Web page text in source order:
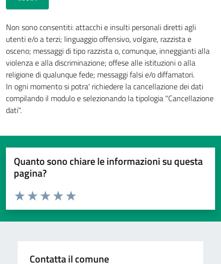
Non sono consentiti: attacchi e insulti personali diretti agli
utenti e/o a terzi; linguaggio offensivo, volgare, razzista e
osceno; messaggi di tipo razzista o, comunque, inneggianti alla
violenza e alla discriminazione; offese alle istituzioni o alla
religione di qualunque fede; messaggi falsi e/o diffamatori.
In ogni momento si potra' richiedere la cancellazione dei dati
compilando il modulo e selezionando la tipologia "Cancellazione
dati".
Quanto sono chiare le informazioni su questa
pagina?
Valuta da 1 a 5 stelle la pagina
Valuta 5 stelle su 5
Valuta 4 stelle su 5
Valuta 3 stelle su 5
Valuta 2 stelle su 5
Valuta 1 stelle su 5
Contatta il comune